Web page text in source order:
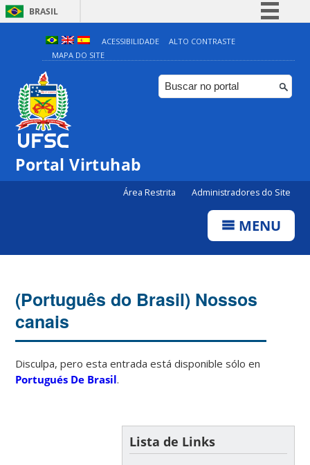
BRASIL
Simplifique!
Comunica BR
Participe
ACESSIBILIDADE
ALTO CONTRASTE
MAPA DO SITE
Portal Virtuhab
Área Restrita Administradores do Site
MENU
(Português do Brasil) Nossos
canais
Disculpa, pero esta entrada está disponible sólo en
Portugués De Brasil.
Lista de Links